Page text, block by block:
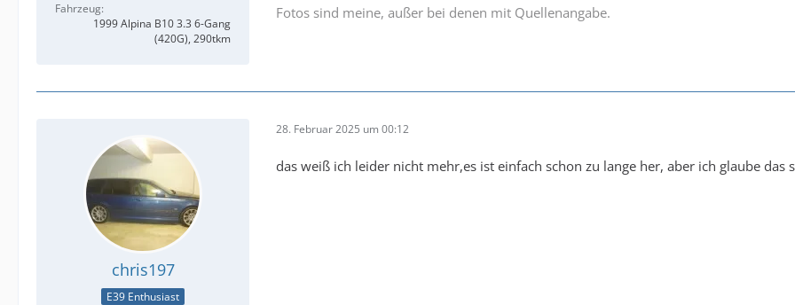
Fahrzeug
1999 Alpina B10 3.3 6-Gang
(420G), 290tkm
Fotos sind meine, außer bei denen mit Quellenangabe.
chris197
E39 Enthusiast
28. Februar 2025 um 00:12
das weiß ich leider nicht mehr,es ist einfach schon zu lange her, aber ich glaube das